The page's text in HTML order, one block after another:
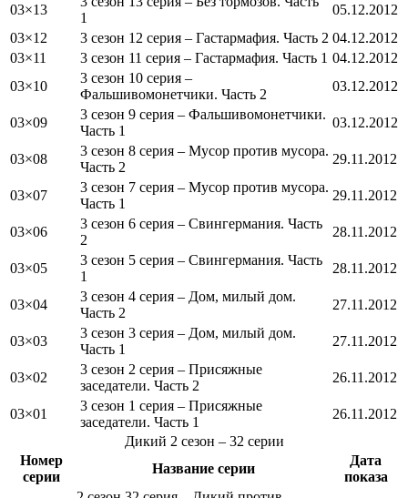
03×13
1
05.12.2012
03×12
3 сезон 12 серия – Гастармафия. Часть 2 04.12.2012
03×11
3 сезон 11 серия – Гастармафия. Часть 1 04.12.2012
03×10
3 сезон 10 серия –
Фальшивомонетчики. Часть 2
03.12.2012
03×09
3 сезон 9 серия – Фальшивомонетчики.
Часть 1
03.12.2012
03×08
3 сезон 8 серия – Мусор против мусора.
Часть 2
29.11.2012
03×07
3 сезон 7 серия – Мусор против мусора.
Часть 1
29.11.2012
03×06
3 сезон 6 серия – Свингермания. Часть
2
28.11.2012
03×05
3 сезон 5 серия – Свингермания. Часть
1
28.11.2012
03×04
3 сезон 4 серия – Дом, милый дом.
Часть 2
27.11.2012
03×03
3 сезон 3 серия – Дом, милый дом.
Часть 1
27.11.2012
03×02
3 сезон 2 серия – Присяжные
заседатели. Часть 2
26.11.2012
03×01
3 сезон 1 серия – Присяжные
заседатели. Часть 1
26.11.2012
Дикий 2 сезон – 32 серии
Номер
серии
Название серии
Дата
показа